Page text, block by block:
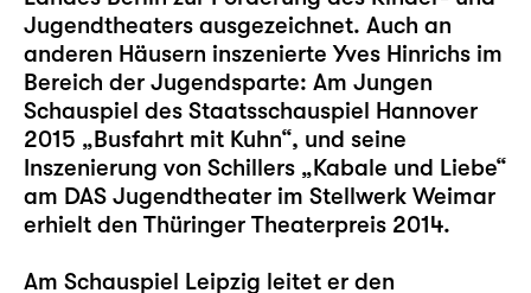
Jugendtheaters ausgezeichnet. Auch an
anderen Häusern inszenierte Yves Hinrichs im
Bereich der Jugendsparte: Am Jungen
Schauspiel des Staatsschauspiel Hannover
2015 „Busfahrt mit Kuhn“, und seine
Inszenierung von Schillers „Kabale und Liebe“
am DAS Jugendtheater im Stellwerk Weimar
erhielt den Thüringer Theaterpreis 2014.
Am Schauspiel Leipzig leitet er den